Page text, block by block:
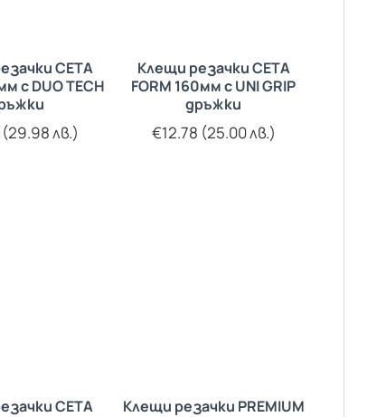
CETA
с DUO TECH
лв.)
Клещи резачки CETA
FORM 160мм с UNI GRIP
дръжки
€12.78 (25.00 лв.)
CETA
Клещи резачки PREMIUM